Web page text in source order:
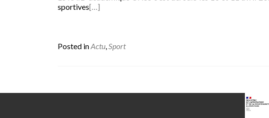
sportives[…]
Posted inActu,Sport
Posts